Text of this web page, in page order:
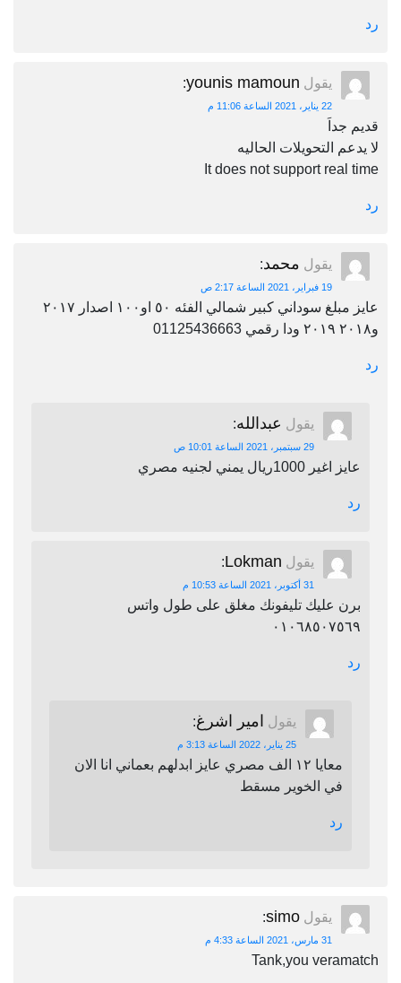
رد
يقول younis mamoun
:
22 يناير، 2021 الساعة 11:06 م
قديم جداَ
لا يدعم التحويلات الحاليه
It does not support real time
رد
يقول محمد:
19 فبراير، 2021 الساعة 2:17 ص
عايز مبلغ سوداني كبير شمالي الفئه ٥٠ او١٠٠ اصدار ٢٠١٧
و٢٠١٨ ٢٠١٩ ودا رقمي 01125436663
رد
يقول عبدالله:
29 سبتمبر، 2021 الساعة 10:01 ص
عايز اغير 1000ريال يمني لجنيه مصري
رد
يقول Lokman
:
31 أكتوبر، 2021 الساعة 10:53 م
برن عليك تليفونك مغلق على طول واتس
٠١٠٦٨٥٠٧٥٦٩
رد
يقول امير اشرغ:
25 يناير، 2022 الساعة 3:13 م
معايا ١٢ الف مصري عايز ابدلهم بعماني انا الان
في الخوير مسقط
رد
يقول simo
:
31 مارس، 2021 الساعة 4:33 م
Tank,you veramatch